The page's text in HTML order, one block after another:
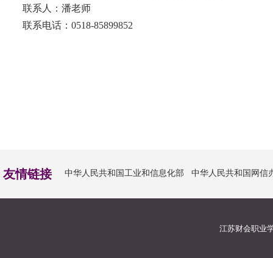
联系人：潘老师
联系电话： 0518-85899852
友情链接 中华人民共和国工业和信息化部 中华人民共和国网信
江苏财会职业